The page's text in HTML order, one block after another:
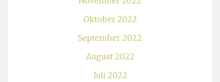
Oktober 2022
September 2022
August 2022
Juli 2022